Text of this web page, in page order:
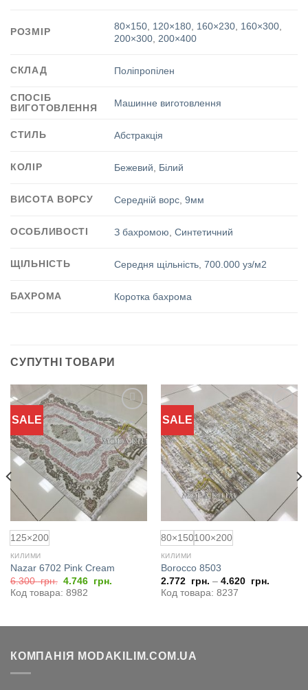
РОЗМІР 80×150 120×180 160×230 160×300
200×300 200×400
СКЛАД Поліпропілен
СПОСІБ
ВИГОТОВЛЕННЯ
Машинне виготовлення
СТИЛЬ Абстракція
КОЛІР Бежевий Білий
ВИСОТА ВОРСУ Середній ворс ,9мм
ОСОБЛИВОСТІ З бахромою ,Синтетичний
ЩІЛЬНІСТЬ Середня щільність ,700.000 уз/м2
БАХРОМА Коротка бахрома
СУПУТНІ ТОВАРИ
SALE
Додати
до
обраного
125×200
КИЛИМИ
Nazar 6702 Pink Cream
6.300грн. Оригінальна
ціна:
6.300
4.746 грн.
Код товара: 8982
SALE
Додати
до
обраного
80×150100×200
КИЛИМИ
Borocco 8503
2.772 грн. – 4.620 грн.
Код товара: 8237
КОМПАНІЯ MODAKILIM.COM.UA